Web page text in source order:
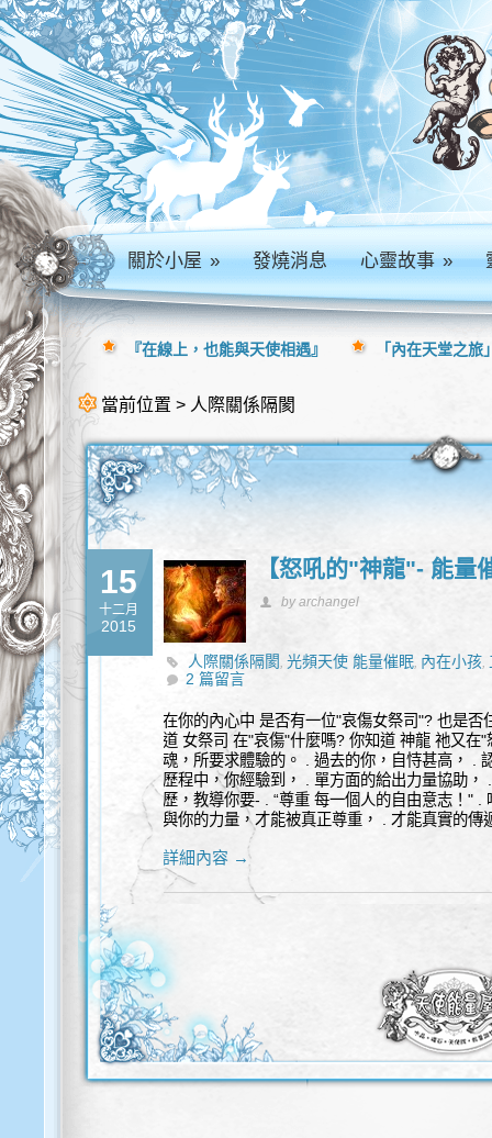
關於小屋» 發燒消息 心靈故事»
當前位置 > 人際關係隔閡
15
十二月
2015
【怒吼的"神龍"- 能量
by archangel
人際關係隔閡,光頻天使 能量催眠, 內在小孩,
2 篇留言
在你的內心中 是否有一位"哀傷女祭司"? 也是
道 女祭司 在"哀傷"什麼嗎? 你知道 神龍 祂又在
魂，所要求體驗的。 . 過去的你，自恃甚高， .
歷程中，你經驗到， . 單方面的給出力量協助
歷，教導你要- . “尊重 每一個人的自由意志！"
與你的力量，才能被真正尊重， . 才能真實的
詳細內容 →
『在線上，也能與天使相遇』 「內在天堂之